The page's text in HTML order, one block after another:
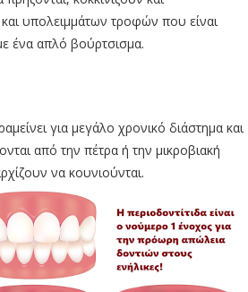
υπολειμμάτων τροφών που είναι
ένα απλό βούρτσισμα.
για μεγάλο χρονικό διάστημα και
από την πέτρα ή την μικροβιακή
να κουνιούνται.